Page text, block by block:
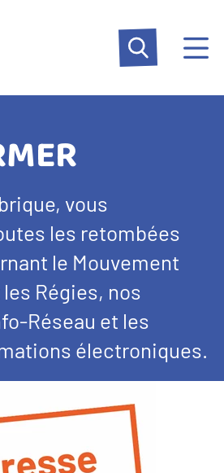
vous
les retombées
le Mouvement
Régies, nos
Réseau et les
électroniques.